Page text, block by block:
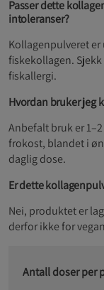
Passer dette
intoleranser?
Kollagenpulveret
fiskekollagen.
fiskallergi.
Hvordan bruker jeg
Anbefalt bruk er
frokost, blandet i
daglig dose.
Er dette
Nei, produktet er
derfor ikke for
Antall doser per